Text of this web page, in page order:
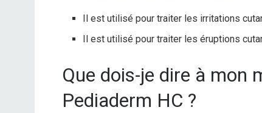
Il est utilisé pour traiter les irritations
Il est utilisé pour traiter les éruptions
Que dois-je dire à mon
Pediaderm HC ?